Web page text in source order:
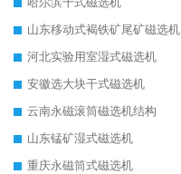
山东移动式褐铁矿尾矿磁选机
河北实验用室湿式磁选机
安徽选大块干式磁选机
云南永磁滚筒磁选机结构
山东锰矿湿式磁选机
重庆永磁筒式磁选机